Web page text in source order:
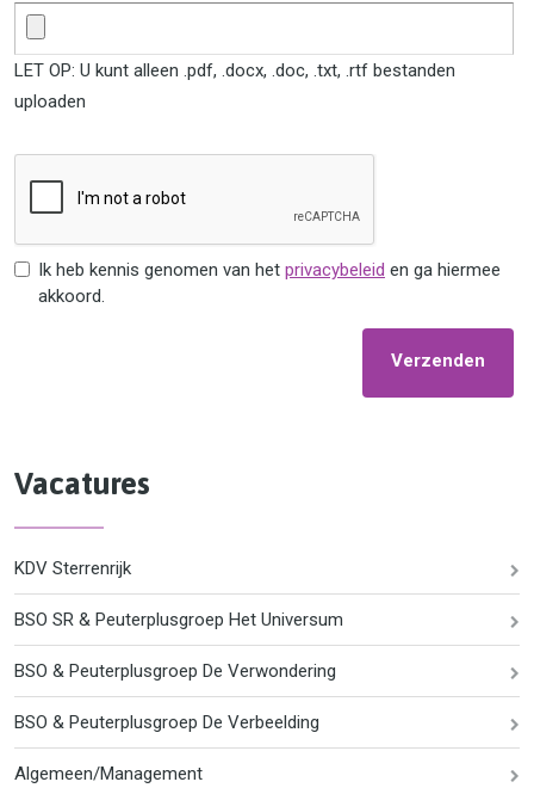
LET OP: U kunt alleen .pdf, .docx, .doc, .txt, .rtf bestanden
uploaden
Ik heb kennis genomen van het privacybeleid en ga hiermee
akkoord.
Verzenden
Vacatures
KDV Sterrenrijk
BSO SR & Peuterplusgroep Het Universum
BSO & Peuterplusgroep De Verwondering
BSO & Peuterplusgroep De Verbeelding
Algemeen/Management